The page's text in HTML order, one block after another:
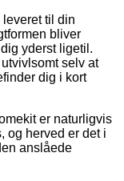
til din
bliver
yderst ligetil.
selv at
dig i kort
er naturligvis
og herved er det i
anslåede